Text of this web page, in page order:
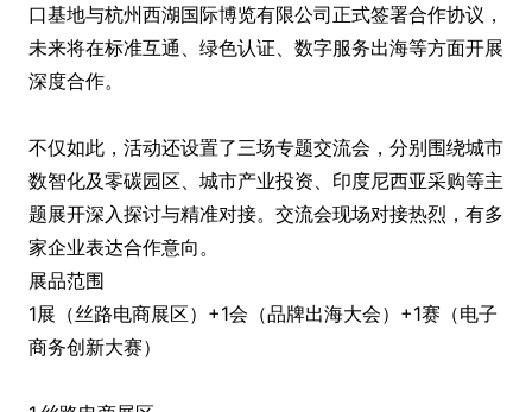
口基地与杭州西湖国际博览有限公司正式签署合作协议，
未来将在标准互通、绿色认证、数字服务出海等方面开展
深度合作。
不仅如此，活动还设置了三场专题交流会，分别围绕城市
数智化及零碳园区、城市产业投资、印度尼西亚采购等主
题展开深入探讨与精准对接。交流会现场对接热烈，有多
家企业表达合作意向。
展品范围
1展（丝路电商展区）+1会（品牌出海大会）+1赛（电子
商务创新大赛）